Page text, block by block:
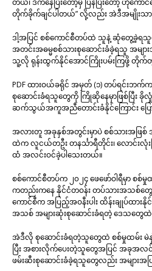
တိုက်ခိုက်ချင်ပါတယ်” လို့လည်း အဲဒီအမျိုးသား
ဒါ့အပြင် စစ်ကောင်စီတပ်ထဲ သူနဲ့ ဆုံတွေ့ခဲ့
အတင်းအဓမ္မစစ်သားစုဆောင်းခံခဲ့ရသူ အမျ
သူ့လို ရုန်းထွက်နိုင်အောင်ကြိုးပမ်းကြဖို့ တိုက်တွ
PDF ထားဝယ်ခရိုင် အမှတ် (၁) တပ်ရင်းဘက်က
စုဆောင်းခံရသူတွေကို ကြိုဆိုနေမှာဖြစ်ပြီး
ဆက်သွယ်အကူအညီတောင်းခံနိုင်ကြောင်း ပြေ
အလားတူ အခုနှစ်အတွင်းမှာပဲ စစ်သားအဖြစ်
ထဲက လူငယ်တဦး တနင်္သာရီတိုင်း၊ လောင်း
ထံ အလင်းဝင်ခဲ့ပါသေးတယ်။
စစ်ကောင်စီတပ်က ၂၀၂၄ ဖေဖော်ဝါရီမှာ စစ်မှု
ကတည်းကနေ နိုင်ငံတဝန်း တပ်သားအသစ်တွ
ကောင်စီက အပြည့်အဝနီးပါး ထိန်းချုပ်ထား
အသစ် အများဆုံးစုဆောင်းခံရတဲ့ ဒေသတွေ
အဲဒီလို စုဆောင်းခံရတဲ့သူတွေထဲ စစ်မှုထမ်း
ပြီး အစားလိုက်ပေးတဲ့သူတွေအပြင် အခုအ
ဖမ်းဆီးစုဆောင်းခံခဲ့ရသူတွေလည်း အများအပြ